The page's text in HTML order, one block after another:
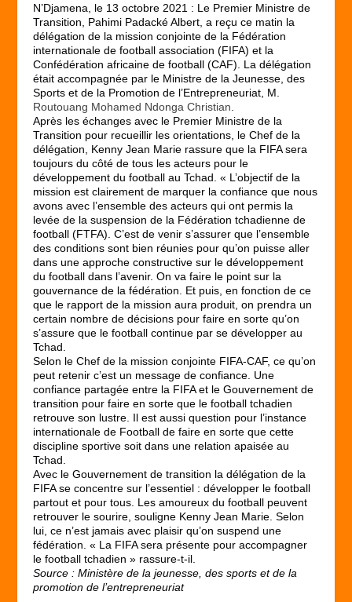
N’Djamena, le 13 octobre 2021 : Le Premier Ministre de
Transition, Pahimi Padacké Albert, a reçu ce matin la
délégation de la mission conjointe de la Fédération
internationale de football association (FIFA) et la
Confédération africaine de football (CAF). La délégation
était accompagnée par le Ministre de la Jeunesse, des
Sports et de la Promotion de l’Entrepreneuriat, M.
Routouang Mohamed Ndonga Christian
Après les échanges avec le Premier Ministre de la
Transition pour recueillir les orientations, le Chef de la
délégation, Kenny Jean Marie rassure que la FIFA sera
toujours du côté de tous les acteurs pour le
développement du football au Tchad. « L’objectif de la
mission est clairement de marquer la confiance que nous
avons avec l’ensemble des acteurs qui ont permis la
levée de la suspension de la Fédération tchadienne de
football (FTFA). C’est de venir s’assurer que l’ensemble
des conditions sont bien réunies pour qu’on puisse aller
dans une approche constructive sur le développement
du football dans l’avenir. On va faire le point sur la
gouvernance de la fédération. Et puis, en fonction de ce
que le rapport de la mission aura produit, on prendra un
certain nombre de décisions pour faire en sorte qu’on
s’assure que le football continue par se développer au
Tchad.
Selon le Chef de la mission conjointe FIFA-CAF, ce qu’on
peut retenir c’est un message de confiance. Une
confiance partagée entre la FIFA et le Gouvernement de
transition pour faire en sorte que le football tchadien
retrouve son lustre. Il est aussi question pour l’instance
internationale de Football de faire en sorte que cette
discipline sportive soit dans une relation apaisée au
Tchad.
Avec le Gouvernement de transition la délégation de la
FIFA se concentre sur l’essentiel : développer le football
partout et pour tous. Les amoureux du football peuvent
retrouver le sourire, souligne Kenny Jean Marie. Selon
lui, ce n’est jamais avec plaisir qu’on suspend une
fédération. « La FIFA sera présente pour accompagner
le football tchadien » rassure-t-il.
Source : Ministère de la jeunesse, des sports et de la
promotion de l’entrepreneuriat